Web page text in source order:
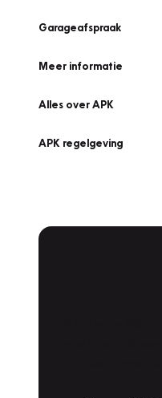
Garageafspraak
Meer informatie
Alles over APK
APK regelgeving